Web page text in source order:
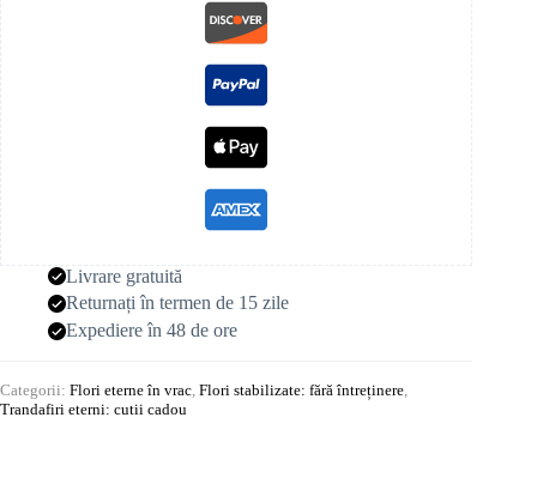
Livrare gratuită
Returnați în termen de 15 zile
Expediere în 48 de ore
Categorii: Flori eterne în vrac, Flori stabilizate: fără întreținere,
Trandafiri eterni: cutii cadou